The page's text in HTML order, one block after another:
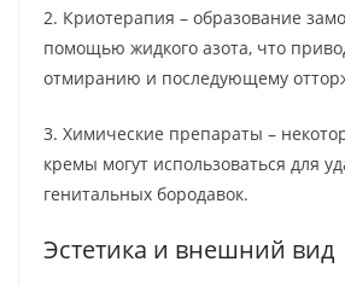
2. Криотерапия – образование
помощью жидкого азота, что
отмиранию и последующему
3. Химические препараты –
кремы могут использоваться для
генитальных бородавок.
Эстетика и внешний вид